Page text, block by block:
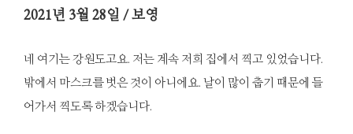
2021년 3월 28일 / 보영
네 여기는 강원도고요. 저는 계속 저희 집에서 찍고 있었습니다.
밖에서 마스크를 벗은 것이 아니에요. 날이 많이 춥기 때문에 들
어가서 찍도록 하겠습니다.